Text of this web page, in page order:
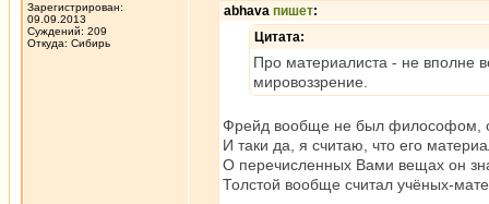
Зарегистрирован:
09.09.2013
Суждений: 209
Откуда: Сибирь
abhava пишет:
Цитата:
Про материалиста - не вполне
мировоззрение.
Фрейд вообще не был философом,
И таки да, я считаю, что его
О перечисленных Вами вещах он
Толстой вообще считал учёных-